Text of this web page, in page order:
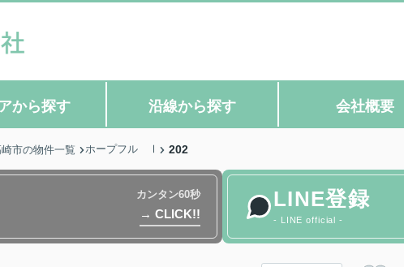
から探す 沿線から探す 会社概要
市の物件一覧 ホープフル Ⅰ 202
カンタン60秒
→ CLICK!!
LINE登録
- LINE official -